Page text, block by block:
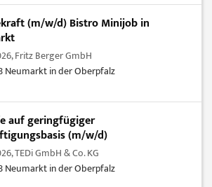
(m/w/d) Bistro Minijob in
Fritz Berger GmbH
Neumarkt in der Oberpfalz
auf geringfügiger
(m/w/d)
TEDi GmbH & Co. KG
Neumarkt in der Oberpfalz